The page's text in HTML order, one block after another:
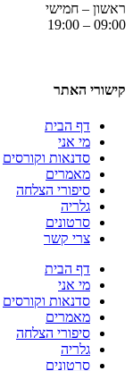
ראשון – חמישי
09:00 – 19:00
קישורי האתר
דף הבית
מי אני
סדנאות וקורסים
מאמרים
סיפורי הצלחה
גלריה
סרטונים
צרי קשר
דף הבית
מי אני
סדנאות וקורסים
מאמרים
סיפורי הצלחה
גלריה
סרטונים